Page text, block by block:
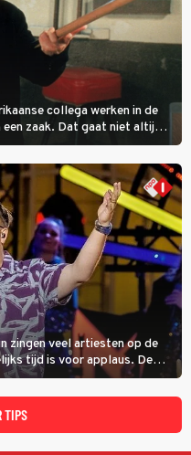
collega werken in de
een zaak. Dat gaat niet altijd
zingen veel artiesten op de
tijd is voor applaus. De
René Froger en
zijn hit Zwoele Zomernachten.
TIPS